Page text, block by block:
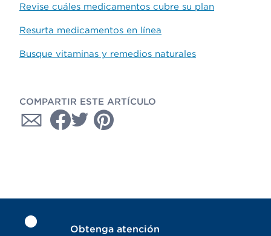
Revise cuáles medicamentos cubre su plan
Resurta medicamentos en línea
Busque vitaminas y remedios naturales
COMPARTIR ESTE ARTÍCULO
Obtenga atención